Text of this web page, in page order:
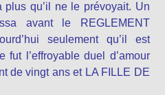
plus qu’il ne le prévoyait. Un
avant le REGLEMENT
seulement qu’il est
fut l’effroyable duel d’amour
de vingt ans et LA FILLE DE